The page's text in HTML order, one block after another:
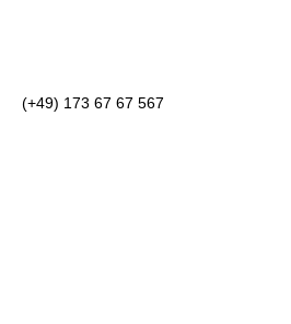
(+49) 173 67 67 567